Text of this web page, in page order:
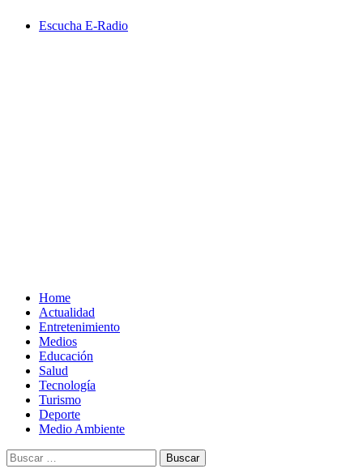
Escucha E-Radio
Home
Actualidad
Entretenimiento
Medios
Educación
Salud
Tecnología
Turismo
Deporte
Medio Ambiente
Buscar: